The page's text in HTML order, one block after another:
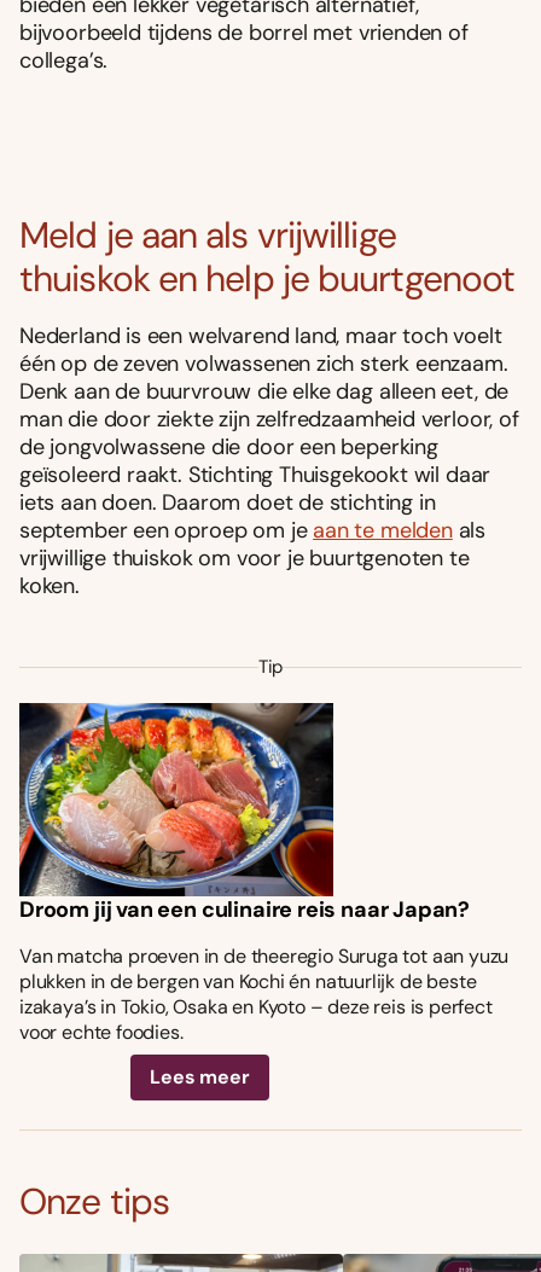
bijvoorbeeld tijdens de borrel met vrienden of
collega’s.
Meld je aan als vrijwillige
thuiskok en help je buurtgenoot
Nederland is een welvarend land, maar toch voelt
één op de zeven volwassenen zich sterk eenzaam.
Denk aan de buurvrouw die elke dag alleen eet, de
man die door ziekte zijn zelfredzaamheid verloor, of
de jongvolwassene die door een beperking
geïsoleerd raakt. Stichting Thuisgekookt wil daar
iets aan doen. Daarom doet de stichting in
september een oproep om je aan te meldenals
vrijwillige thuiskok om voor je buurtgenoten te
koken.
Tip
Droom jij van een culinaire reis naar Japan?
Van matcha proeven in de theeregio Suruga tot aan yuzu
plukken in de bergen van Kochi én natuurlijk de beste
izakaya’s in Tokio, Osaka en Kyoto – deze reis is perfect
voor echte foodies.
Lees meer
Onze tips